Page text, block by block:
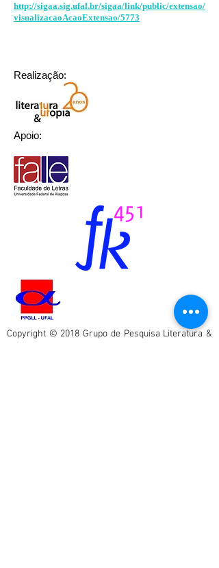
http://sigaa.sig.ufal.br/sigaa/link/public/extensao/
visualizacaoAcaoExtensao/5773
Realização:
Apoio:
Copyright © 2018 Grupo de Pesquisa Literatura &